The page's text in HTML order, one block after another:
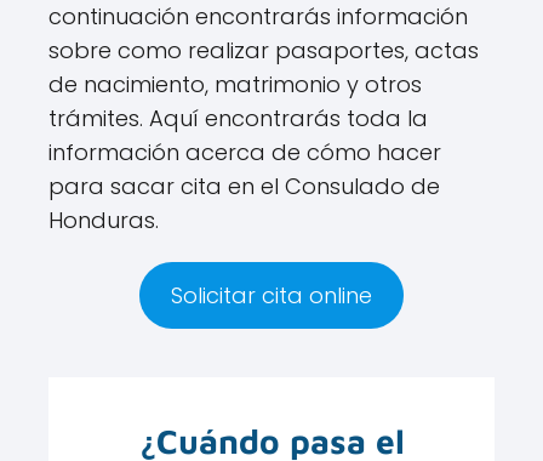
continuación encontrarás información
sobre como realizar pasaportes, actas
de nacimiento, matrimonio y otros
trámites. Aquí encontrarás toda la
información acerca de cómo hacer
para sacar cita en el Consulado de
Honduras.
Solicitar cita online
¿Cuándo pasa el